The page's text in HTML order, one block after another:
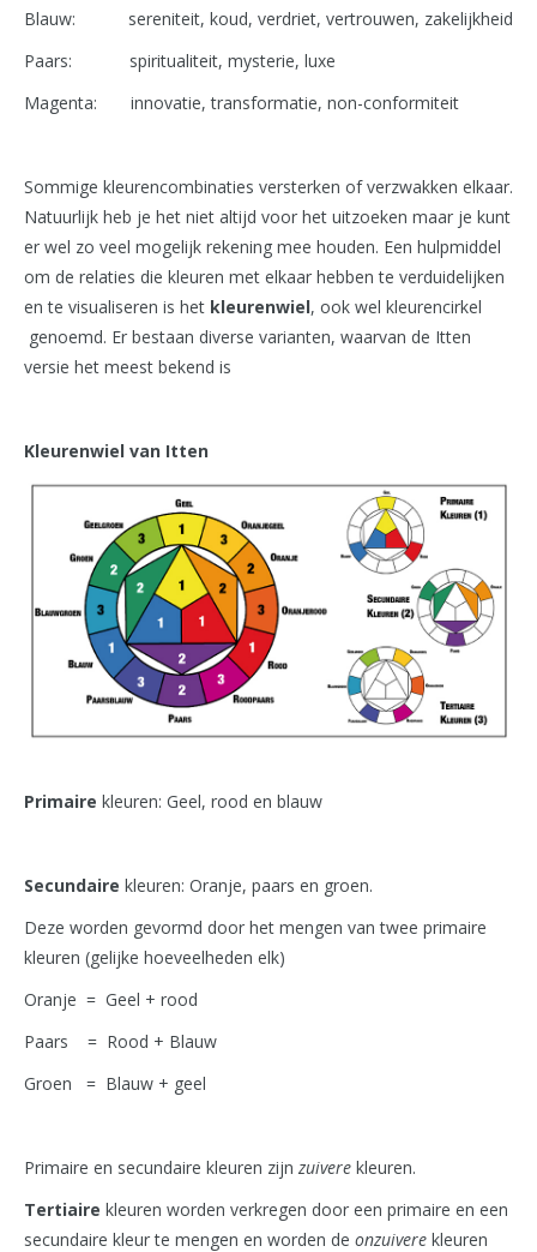
Blauw: sereniteit, koud, verdriet, vertrouwen, zakelijkheid
Paars: spiritualiteit, mysterie, luxe
Magenta: innovatie, transformatie, non-conformiteit
Sommige kleurencombinaties versterken of verzwakken elkaar.
Natuurlijk heb je het niet altijd voor het uitzoeken maar je kunt
er wel zo veel mogelijk rekening mee houden. Een hulpmiddel
om de relaties die kleuren met elkaar hebben te verduidelijken
en te visualiseren is het kleurenwiel, ook wel kleurencirkel
genoemd. Er bestaan diverse varianten, waarvan de Itten
versie het meest bekend is
Kleurenwiel van Itten
Primaire kleuren: Geel, rood en blauw
Secundaire kleuren: Oranje, paars en groen.
Deze worden gevormd door het mengen van twee primaire
kleuren (gelijke hoeveelheden elk)
Oranje = Geel + rood
Paars = Rood + Blauw
Groen = Blauw + geel
Primaire en secundaire kleuren zijn zuivere kleuren.
Tertiaire kleuren worden verkregen door een primaire en een
secundaire kleur te mengen en worden de onzuivere kleuren